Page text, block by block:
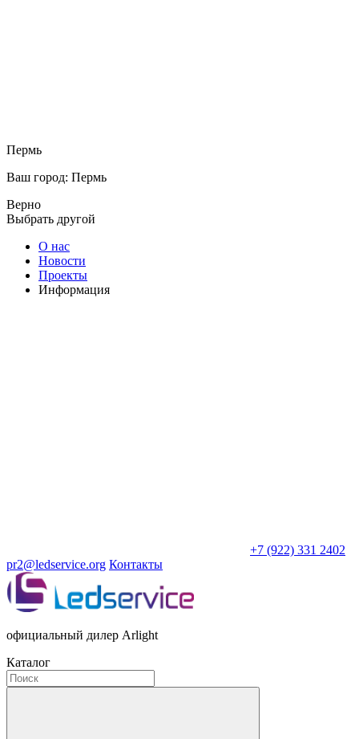
Пермь
Ваш город: Пермь
Верно
Выбрать другой
О нас
Новости
Проекты
Информация
+7 (922) 331 2402
pr2@ledservice.org Контакты
официальный дилер Arlight
Каталог